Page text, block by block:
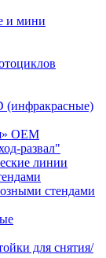
и мини
(инфракрасные)
ОЕМ
развал"
линии
стендами
для снятия/